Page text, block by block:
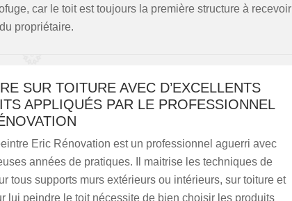
car le toit est toujours la première structure à recevoir
propriétaire.
SUR TOITURE AVEC D’EXCELLENTS
APPLIQUÉS PAR LE PROFESSIONNEL
Eric Rénovation est un professionnel aguerri avec
années de pratiques. Il maitrise les techniques de
tous supports murs extérieurs ou intérieurs, sur toiture et
lui peindre le toit nécessite de bien choisir les produits